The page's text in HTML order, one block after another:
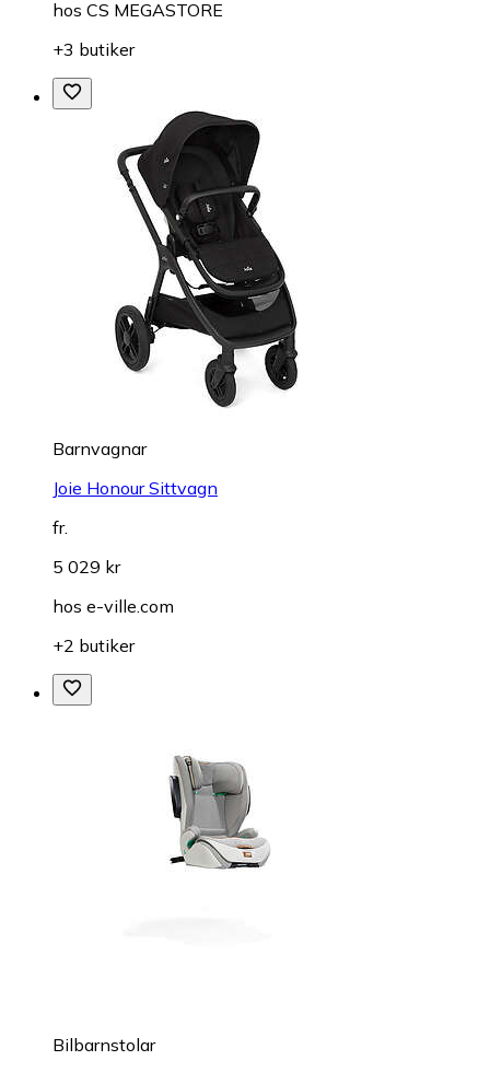
hos CS MEGASTORE
+3 butiker
Barnvagnar
Joie Honour Sittvagn
fr.
5 029 kr
hos e-ville.com
+2 butiker
Bilbarnstolar